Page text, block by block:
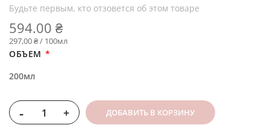
Будьте первым, кто отзовется об этом товаре
594.00 ₴
297,00 ₴ / 100мл
ОБЪЕМ
200мл
- + ДОБАВИТЬ В КОРЗИНУ